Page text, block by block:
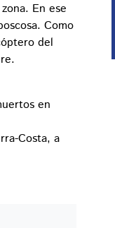
En ese
Como
del
en
Costa, a